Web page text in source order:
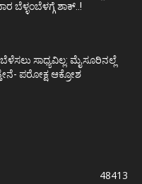
ಬೆಳ್ಳಂಬೆಳಗ್ಗೆ ಶಾಕ್..!
ಸಾಧ್ಯವಿಲ್ಲ: ಮೈಸೂರಿನಲ್ಲೆ
ಪರೋಕ್ಷ ಆಕ್ರೋಶ
48413